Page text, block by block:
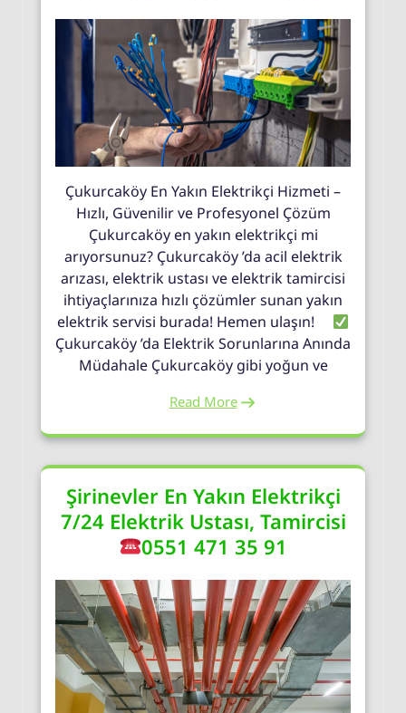
Çukurcaköy En Yakın Elektrikçi Hizmeti –
Hızlı, Güvenilir ve Profesyonel Çözüm
Çukurcaköy en yakın elektrikçi mi
arıyorsunuz? Çukurcaköy ’da acil elektrik
arızası, elektrik ustası ve elektrik tamircisi
ihtiyaçlarınıza hızlı çözümler sunan yakın
elektrik servisi burada! Hemen ulaşın!
Çukurcaköy ’da Elektrik Sorunlarına Anında
Müdahale Çukurcaköy gibi yoğun ve
Read More
Şirinevler En Yakın Elektrikçi
7/24 Elektrik Ustası, Tamircisi
0551 471 35 91